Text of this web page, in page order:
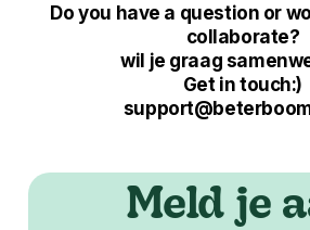
Do you have a question or
collaborate?
wil je graag
Get in touch:)
Meld je